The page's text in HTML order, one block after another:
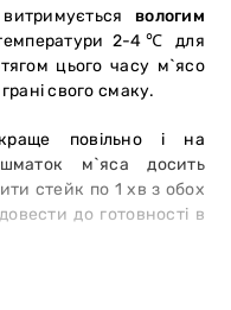
вологим
2-4℃ для
цього часу м`ясо
свого смаку.
повільно і на
м`яса досить
стейк по 1 хв з обох
до готовності в